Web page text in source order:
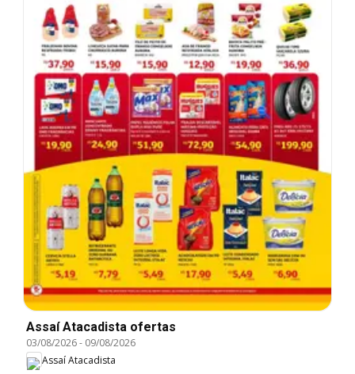
Assaí Atacadista ofertas
03/08/2026- 09/08/2026
Assaí Atacadista